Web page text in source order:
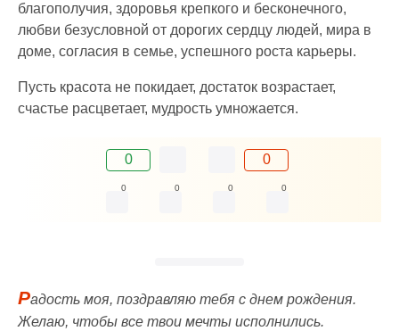
благополучия, здоровья крепкого и бесконечного,
любви безусловной от дорогих сердцу людей, мира в
доме, согласия в семье, успешного роста карьеры.
Пусть красота не покидает, достаток возрастает,
счастье расцветает, мудрость умножается.
0 0
0 0 0 0
Радость моя, поздравляю тебя с днем рождения.
Желаю, чтобы все твои мечты исполнились.